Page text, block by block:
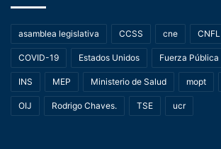
asamblea legislativa CCSS cne CNFL
COVID-19 Estados Unidos Fuerza Pública
INS MEP Ministerio de Salud mopt
OIJ Rodrigo Chaves. TSE ucr